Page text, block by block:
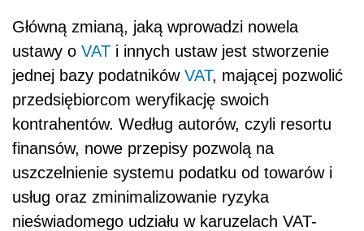
Główną zmianą, jaką wprowadzi nowela
ustawy o VAT i innych ustaw jest stworzenie
jednej bazy podatników VAT, mającej pozwolić
przedsiębiorcom weryfikację swoich
kontrahentów. Według autorów, czyli resortu
finansów, nowe przepisy pozwolą na
uszczelnienie systemu podatku od towarów i
usług oraz zminimalizowanie ryzyka
nieświadomego udziału w karuzelach VAT-